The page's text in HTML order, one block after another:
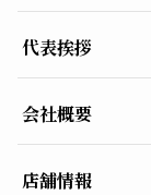
代表挨拶
会社概要
店舗情報